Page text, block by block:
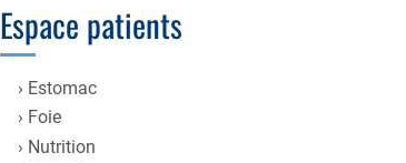
Espace patients
Estomac
Foie
Nutrition